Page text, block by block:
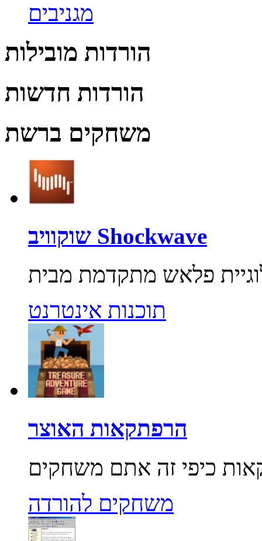
מגניבים
הורדות מובילות
הורדות חדשות
משחקים ברשת
שוקוויב Shockwave
תוכנות אינטרנט
הרפתקאות האוצר
משחקים להורדה